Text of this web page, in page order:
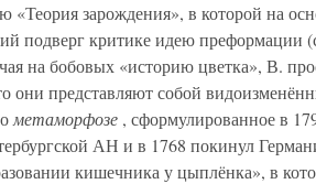
«Теория зарождения», в которой на
подверг критике идею преформации
на бобовых «историю цветка», В.
они представляют собой
метаморфозе , сформулированное в
АН и в 1768 покинул
кишечника у цыплёнка», в